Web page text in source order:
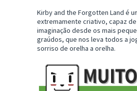
Kirby and the Forgotten Land é
extremamente criativo, capaz
imaginação desde os mais
graúdos, que nos leva todos a
sorriso de orelha a orelha.